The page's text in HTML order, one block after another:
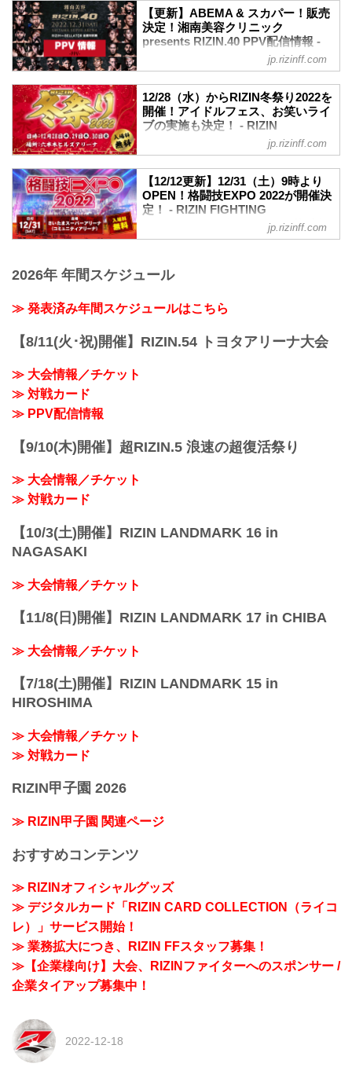
【Trailer】湘南美容クリニック presents
RIZIN.40 in さいたまスーパーアリーナ
youtu.be
大会概要
湘南美容クリニック presents RIZIN.40
日時
2022年12月31日（土）12:00開場 / 14:00
開始
さいたまスーパーアリーナ
JR京浜東北線・JR上野東京ライン（宇都
宮線・高崎線）「さいたま新都心」駅か
ら徒歩3分
JR埼京線「北与野」駅から徒歩7分
たまアリ△タウン ー キテ、ミテ、ジッカ
【更新】ABEMA & スカパー！販売
決定！湘南美容クリニック
presents RIZIN.40 PPV配信情報 -
RIZIN FIGHTING FEDERATION オ
フィシャルサイト
更新情報
12/12（月）更新
以下のプラットフォームでもPPV配信の
販売が決定！
12月31日（土）さいたまスーパーアリー
ナにて開催される湘南美容クリニック
presents RIZIN.40の各配信サービスの
PPV配信チケット情報をまとめたぞ！
会場に来れない方はお好きな配信サービ
RIZIN.40を全試合リアルタイムで視聴し
よう！
配信日時 料金 配信媒体 ア...
jp.rizinff.com
12/28（水）からRIZIN冬祭り2022を
開催！アイドルフェス、お笑いライ
ブの実施も決定！ - RIZIN
FIGHTING FEDERATION オフィシ
ャルサイト
12月28日（水）から12月30日（金）の3
日間に渡り六本木ヒルズアリーナにて、
RIZIN冬祭り2022が開催されることが決
定したぞ！
このRIZIN冬祭り2022では、人気アイド
人たちによるお笑いライブ「Z-1グランプ
定！
冬祭り2022は、なんと入場無料！年末は
jp.rizinff.com
【12/12更新】12/31（土）9時より
OPEN！格闘技EXPO 2022が開催決
定！ - RIZIN FIGHTING
FEDERATION オフィシャルサイト
『格闘技EXPO 2022』の詳細が決定した
会場内には特設リングコーナーが設置さ
れ様々なイベントを開催予定！また今年
もRIZINオリジナルお守りを販売する
RIZIN神社や飲食エリア、グッズ販売コー
格闘技EXPO 2022 特設リングコーナー
イベントスケジュー...
jp.rizinff.com
2026年 年間スケジュール
≫ 発表済み年間スケジュールはこちら
【8/11(火･祝)開催】RIZIN.54 トヨタアリーナ大会
≫ 大会情報／チケット
≫ 対戦カード
≫ PPV配信情報
【9/10(木)開催】超RIZIN.5 浪速の超復活祭り
≫ 大会情報／チケット
≫ 対戦カード
【10/3(土)開催】RIZIN LANDMARK 16 in
NAGASAKI
≫ 大会情報／チケット
【11/8(日)開催】RIZIN LANDMARK 17 in CHIBA
≫ 大会情報／チケット
【7/18(土)開催】RIZIN LANDMARK 15 in
HIROSHIMA
≫ 大会情報／チケット
≫ 対戦カード
RIZIN甲子園 2026
≫ RIZIN甲子園 関連ページ
おすすめコンテンツ
≫ RIZINオフィシャルグッズ
≫ デジタルカード「RIZIN CARD COLLECTION（ライコ
レ）」サービス開始！
≫ 業務拡大につき、RIZIN FFスタッフ募集！
≫【企業様向け】大会、RIZINファイターへのスポンサー /
企業タイアップ募集中！
2022-12-18